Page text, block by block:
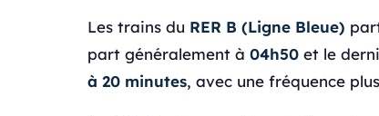
Les trains du RER B (Ligne Bleue)
part généralement à 04h50 et le
à 20 minutes, avec une fréquence